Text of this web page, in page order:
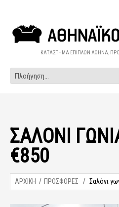
ΚΑΤΑΣΤΗΜΑ ΕΠΙΠΛΩΝ ΑΘΗΝΑ,
ΣΑΛΌΝΙ
€850
ΑΡΧΙΚΗ ΠΡΟΣΦΟΡΕΣ Σαλόνι